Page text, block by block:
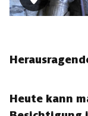
Heute kann